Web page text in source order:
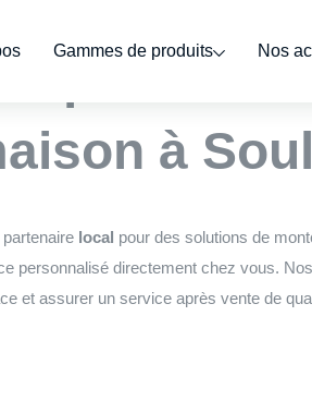
Gammes de produits Nos
à
partenaire local pour des solutions de
personnalisé directement chez vous.
et assurer un service après vente de